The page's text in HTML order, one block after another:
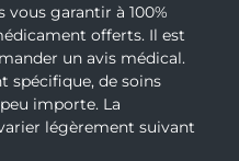
vous garantir à 100%
offerts. Il est
un avis médical.
spécifique, de soins
importe. La
légèrement suivant